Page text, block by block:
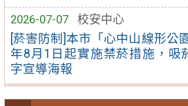
2026-07-07
校安中心
[菸害防制]本市「心中山線形公
年8月1日起實施禁菸措施，吸
字宣導海報